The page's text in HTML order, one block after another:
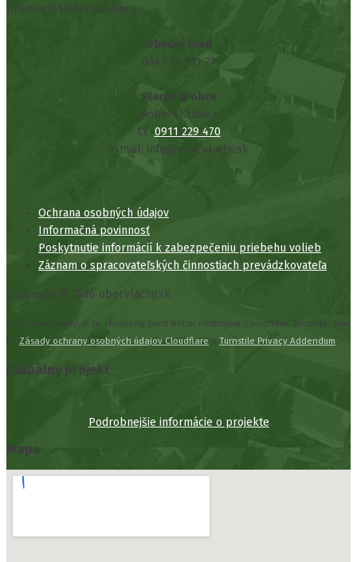
priehrady Liptovská Mara.
Obecný úrad
044/ 55 931 21
Starosta obce
Róbert Klubica
t.č. 0911 229 470
e-mail: info@obecvlachy.sk
Ochrana osobných údajov
Informačná povinnosť
Poskytnutie informácií k zabezpečeniu priebehu volieb
Záznam o spracovateľských činnostiach prevádzkovateľa
Copyright © 2026 obecvlachy.sk
Web obecvlachy.sk je chránený pred botmi nástrojom Cloudflare Turnstile. Viac
tu: Zásady ochrany osobných údajov Cloudflare a Turnstile Privacy Addendum.
Aktuálny projekt
Podrobnejšie informácie o projekte
Mapa